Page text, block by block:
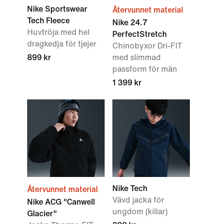
Nike Sportswear
Tech Fleece
Huvtröja med hel
dragkedja för tjejer
899 kr
Återvunnet material
Nike 24.7
PerfectStretch
Chinobyxor Dri-FIT
med slimmad
passform för män
1 399 kr
Återvunnet material
Nike ACG "Canwell
Glacier"
Nike Tech
Vävd jacka för
ungdom (killar)